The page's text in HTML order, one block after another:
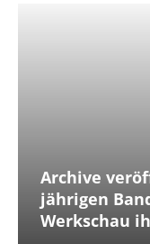
Archive
jährigen
Werkschau